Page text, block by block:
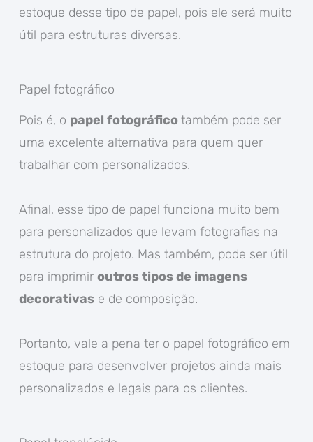
estoque desse tipo de papel, pois ele será muito
útil para estruturas diversas.
Papel fotográfico
Pois é, o papel fotográficotambém pode ser
uma excelente alternativa para quem quer
trabalhar com personalizados.
Afinal, esse tipo de papel funciona muito bem
para personalizados que levam fotografias na
estrutura do projeto. Mas também, pode ser útil
para imprimir outros tipos de imagens
decorativase de composição.
Portanto, vale a pena ter o papel fotográfico em
estoque para desenvolver projetos ainda mais
personalizados e legais para os clientes.